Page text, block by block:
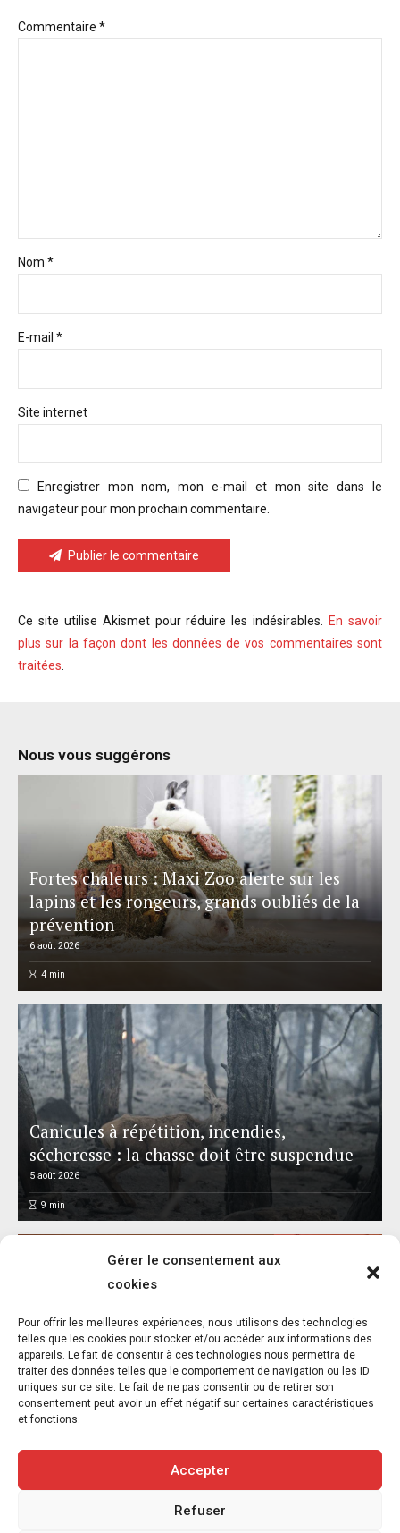
Gérer le consentement aux
cookies
Pour offrir les meilleures expériences, nous utilisons des technologies
telles que les cookies pour stocker et/ou accéder aux informations des
appareils. Le fait de consentir à ces technologies nous permettra de
traiter des données telles que le comportement de navigation ou les ID
uniques sur ce site. Le fait de ne pas consentir ou de retirer son
consentement peut avoir un effet négatif sur certaines caractéristiques
et fonctions.
Accepter
Refuser
Commentaire *
Nom *
E-mail *
Site internet
Enregistrer mon nom, mon e-mail et mon site dans le
navigateur pour mon prochain commentaire.
Publier le commentaire
Ce site utilise Akismet pour réduire les indésirables.
En savoir
plus sur la façon dont les données de vos commentaires sont
traitées
Nous vous suggérons
Fortes chaleurs : Maxi Zoo alerte sur les
lapins et les rongeurs, grands oubliés de la
prévention
6 août 2026
4min
Canicules à répétition, incendies,
sécheresse : la chasse doit être suspendue
5 août 2026
9 min
Réalisme animal : exposition et catalogue –
Musée départemental Gustave Courbet –
Ornans – Jusqu’au 8 novembre 2026
5 août 2026